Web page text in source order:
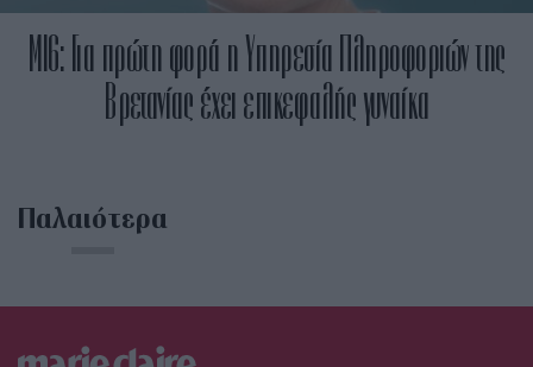
ΜΙ6: Για πρώτη φορά η Υπηρεσία Πληροφοριών της
Βρετανίας έχει επικεφαλής γυναίκα
Παλαιότερα